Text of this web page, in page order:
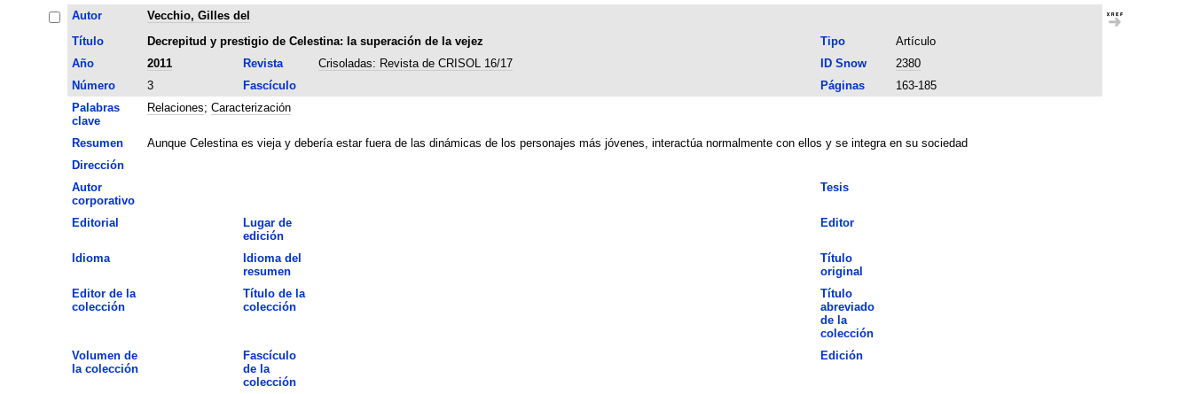
Autor
Vecchio, Gilles del
Título
Decrepitud y prestigio de Celestina: la superación de la vejez Tipo
Artículo
Año
2011 Revista Crisoladas: Revista de CRISOL 16/17 ID Snow
2380
Número
3 Fascículo Páginas
163-185
Palabras
clave
Relaciones; Caracterización
Resumen
Aunque Celestina es vieja y debería estar fuera de las dinámicas de los personajes más jóvenes, interactúa normalmente con ellos y se integra en su sociedad
Dirección
Autor
corporativo
Tesis
Editorial
Lugar de
edición
Editor
Idioma
Idioma del
resumen
Título
original
Editor de la
colección
Título de la
colección
Título
abreviado
de la
colección
Volumen de
la colección
Fascículo
de la
colección
Edición